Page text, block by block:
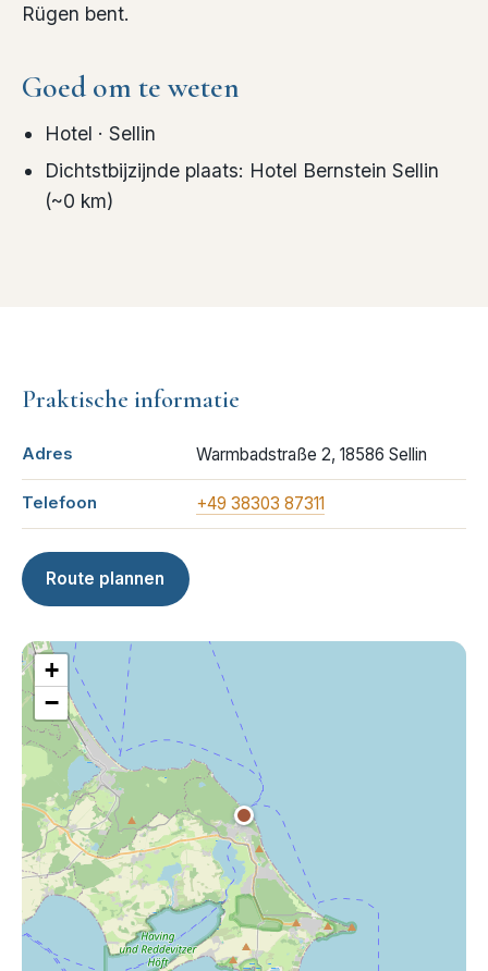
Rügen bent.
Goed om te weten
Hotel · Sellin
Dichtstbijzijnde plaats: Hotel Bernstein Sellin
(~0 km)
Praktische informatie
Adres Warmbadstraße 2, 18586 Sellin
Telefoon +49 38303 87311
Route plannen
+
−